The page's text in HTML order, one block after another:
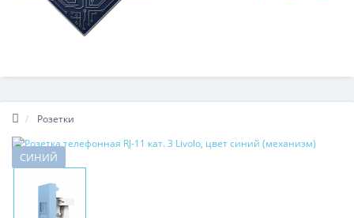
Розетки
СИНИЙ